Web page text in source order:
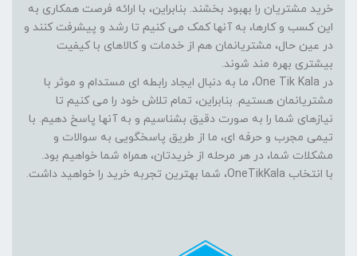
خرید مشتریان را بهبود بخشند. بنابراین، با ارائه فرصت همکاری به
این کسب و کارها، به آنها کمک می کنیم تا رشد و پیشرفت کنند و
در عین حال، مشتریانمان هم از خدمات و کالاهای با کیفیت
بیشتری بهره مند شوند.
در One Tik Kala، ما به دنبال ایجاد رابطه ای مستدام و موثر با
مشتریانمان هستیم. بنابراین، تمام تلاش خود را می کنیم تا
نیازهای شما را به صورت دقیق بشناسیم و به آنها پاسخ دهیم. با
تیمی مجرب و حرفه ای، ما از طریق پاسخگویی به سوالات و
مشکلات شما، در هر مرحله از خریدتان، همراه شما خواهیم بود.
با انتخاب OneTikKala، شما بهترین تجربه خرید را خواهید داشت.